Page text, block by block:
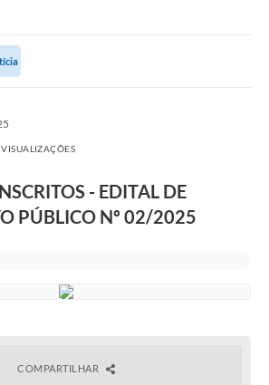
- EDITAL DE
PÚBLICO Nº 02/2025
COMPARTILHAR